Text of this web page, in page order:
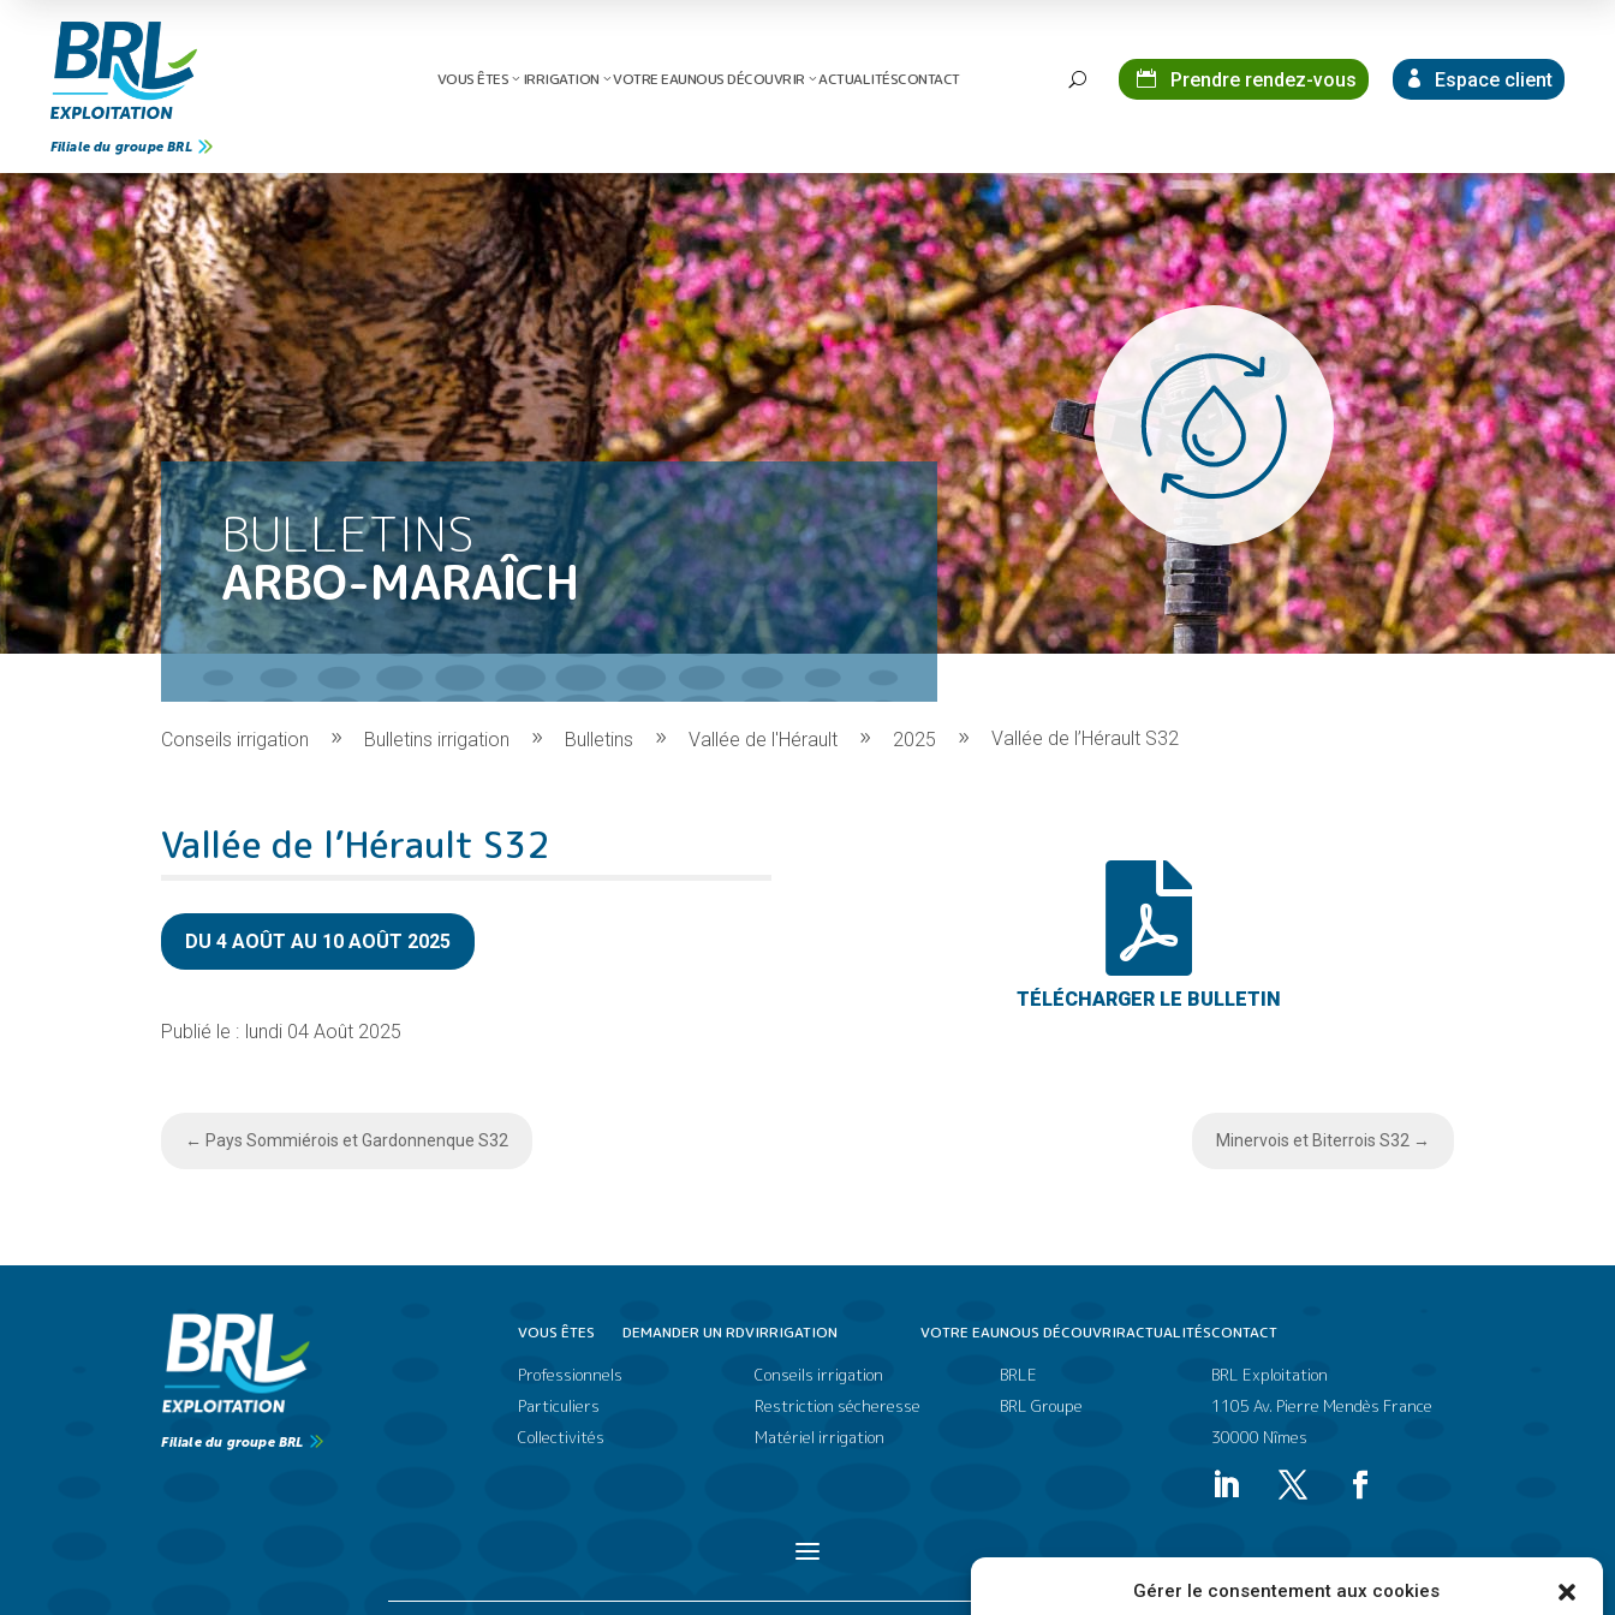
Gérer le consentement aux cookies
VOUS ÊTES IRRIGATION VOTRE EAUNOUS DÉCOUVRIR ACTUALITÉSCONTACT U Prendre rendez-vous Espace client
Filiale du groupe BRL
BULLETINS
ARBO-MARAÎCH
Conseils irrigation Bulletins irrigation Bulletins Vallée de l'Hérault 2025 Vallée de l’Hérault S32
Vallée de l’Hérault S32
DU 4 AOÛT AU 10 AOÛT 2025
lundi 04 Août 2025

←Pays Sommiérois et Gardonnenque S32 Minervois et Biterrois S32 →
VOUS ÊTES
Professionnels
Particuliers
Collectivités
DEMANDER UN RDVIRRIGATION
Conseils irrigation
Restriction sécheresse
Matériel irrigation
VOTRE EAUNOUS DÉCOUVRIR
BRLE
BRL Groupe
ACTUALITÉSCONTACT
BRL Exploitation
1105 Av. Pierre Mendès France
30000 Nîmes
a
Filiale du groupe BRL